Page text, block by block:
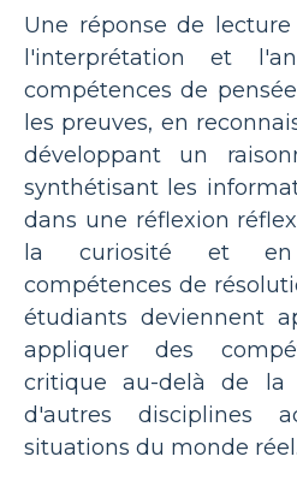
Une réponse de
l'interprétation et
compétences de
les preuves, en
développant un
synthétisant les
dans une réflexion
la curiosité et en
compétences de
étudiants deviennent
appliquer des
critique au-delà de la
d'autres disciplines
situations du monde réel.